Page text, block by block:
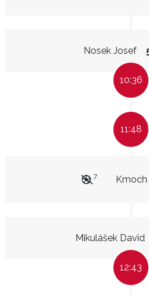
Nosek Josef
10:36
11:48
Kmoch
7
Mikulášek David
12:43